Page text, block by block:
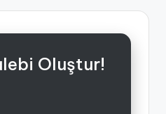
Oluştur!